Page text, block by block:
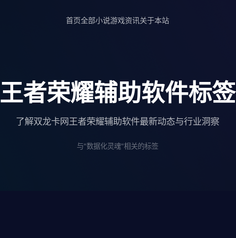
首页全部小说游戏资讯关于本站
王者荣耀辅助软件标签
了解双龙卡网王者荣耀辅助软件最新动态与行业洞察
与"数据化灵魂"相关的标签